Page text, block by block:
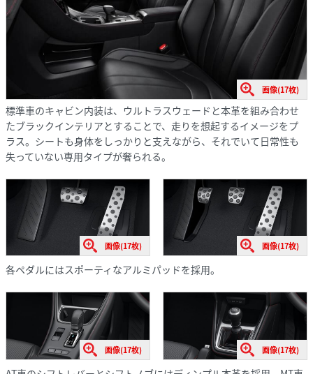
画像(17枚)
標準車のキャビン内装は、ウルトラスウェードと本革を組み合わせ
たブラックインテリアとすることで、走りを想起するイメージをプ
ラス。シートも身体をしっかりと支えながら、それでいて日常性も
失っていない専用タイプが奢られる。
画像(17枚) 画像(17枚)
各ペダルにはスポーティなアルミパッドを採用。
画像(17枚) 画像(17枚)